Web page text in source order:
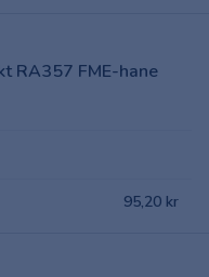
RA357 FME-hane
95,20 kr